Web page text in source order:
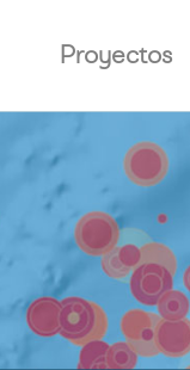
Proyectos